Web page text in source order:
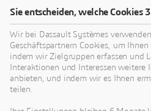
Sie entscheiden, welche Cookies
Wir bei Dassault Systèmes
Geschäftspartnern Cookies, um
indem wir Zielgruppen erfassen und
Interaktionen und Interessen
anbieten, und indem wir es Ihnen
teilen.